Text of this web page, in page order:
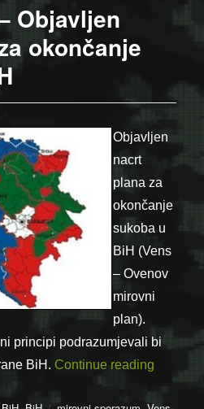
Objavljen
okončanje
Objavljen
nacrt
plana za
okončanje
sukoba u
BiH (Vens
– Ovenov
mirovni
plan).
principi podrazumjevali bi
BiH. Continue reading